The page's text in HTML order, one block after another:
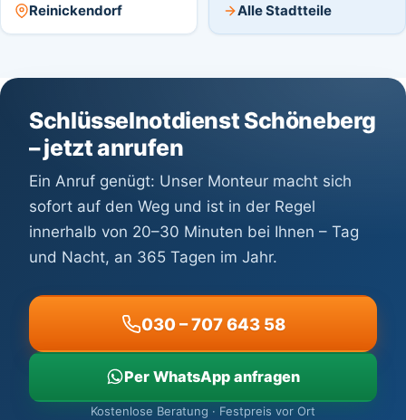
Reinickendorf Alle Stadtteile
Schlüsselnotdienst Schöneberg
– jetzt anrufen
Ein Anruf genügt: Unser Monteur macht sich
sofort auf den Weg und ist in der Regel
innerhalb von 20–30 Minuten bei Ihnen – Tag
und Nacht, an 365 Tagen im Jahr.
030 – 707 643 58
Per WhatsApp anfragen
Kostenlose Beratung · Festpreis vor Ort